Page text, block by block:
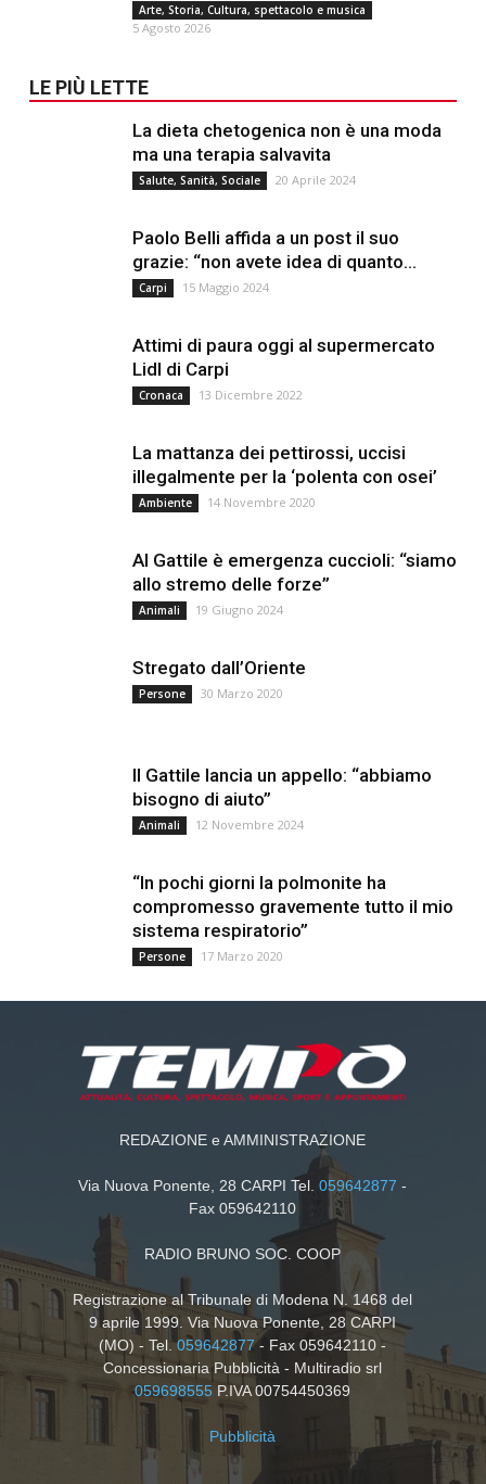
Arte, Storia, Cultura, spettacolo e musica
5 Agosto 2026
LE PIÙ LETTE
La dieta chetogenica non è una moda
ma una terapia salvavita
Salute, Sanità, Sociale 20 Aprile 2024
Paolo Belli affida a un post il suo
grazie: “non avete idea di quanto...
Carpi 15 Maggio 2024
Attimi di paura oggi al supermercato
Lidl di Carpi
Cronaca 13 Dicembre 2022
La mattanza dei pettirossi, uccisi
illegalmente per la ‘polenta con osei’
Ambiente 14 Novembre 2020
Al Gattile è emergenza cuccioli: “siamo
allo stremo delle forze”
Animali 19 Giugno 2024
Stregato dall’Oriente
Persone 30 Marzo 2020
Il Gattile lancia un appello: “abbiamo
bisogno di aiuto”
Animali 12 Novembre 2024
“In pochi giorni la polmonite ha
compromesso gravemente tutto il mio
sistema respiratorio”
Persone 17 Marzo 2020
REDAZIONE e AMMINISTRAZIONE
Via Nuova Ponente, 28 CARPI Tel.059642877 -
Fax 059642110
RADIO BRUNO SOC. COOP
Registrazione al Tribunale di Modena N. 1468 del
9 aprile 1999. Via Nuova Ponente, 28 CARPI
(MO) - Tel.059642877- Fax 059642110 -
Concessionaria Pubblicità - Multiradio srl
059698555 P.IVA 00754450369
Pubblicità